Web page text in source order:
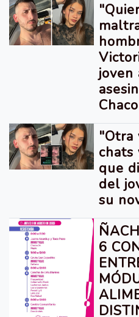
joven
Chaco
"Otra
chats
que
del
su
6